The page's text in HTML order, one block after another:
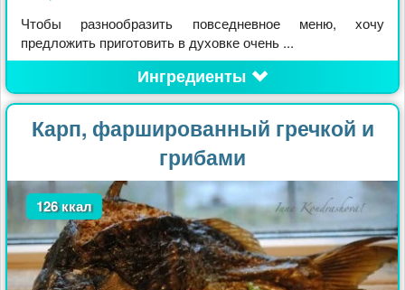
Чтобы разнообразить повседневное меню, хочу
предложить приготовить в духовке очень ...
Ингредиенты
Карп, фаршированный гречкой и
грибами
126 ккал